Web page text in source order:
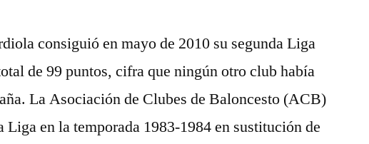
consiguió en mayo de 2010 su segunda Liga
de 99 puntos, cifra que ningún otro club había
La Asociación de Clubes de Baloncesto (ACB)
Liga en la temporada 1983-1984 en sustitución de